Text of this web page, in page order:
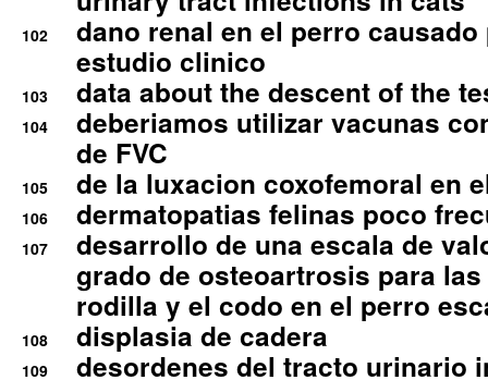
102
dano renal en el perro
estudio clinico
103 data about the descent of the
104
deberiamos utilizar vacunas
de FVC
105 de la luxacion coxofemoral en
106 dermatopatias felinas poco
107
desarrollo de una escala de
grado de osteoartrosis para
rodilla y el codo en el perro
108 displasia de cadera
109
desordenes del tracto urinario